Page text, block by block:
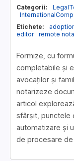
Categorii:
Etichete:
editor
remote
Formize, cu
completabile și
avocaților și
notarizeze
articol
sfârșit, punctele
automatizare și
de procesare de